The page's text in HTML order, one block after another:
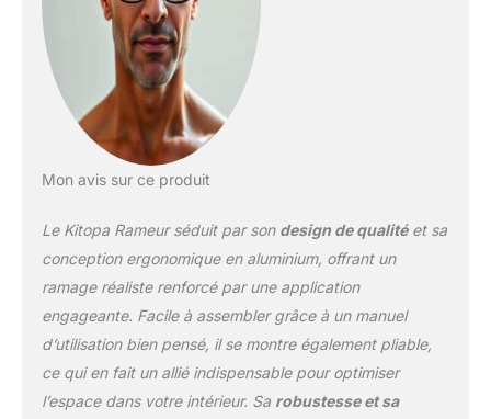
Résistance à l'eau plus
forte : le nouveau rameur
mis à jour dispose d'une
conception de lame à 12
conséquent, la valeur de
4 fois plus élevée, ce qui
rend l'aviron plus réaliste
et plus stimulant. Cette
caractéristique fait de
cette pagaie un choix
idéal pour ceux qui
souhaitent intensifier leur
Mon avis sur ce produit
Le Kitopa Rameur séduit par son design de qualitéet sa
conception ergonomique en aluminium, offrant un
ramage réaliste renforcé par une application
engageante. Facile à assembler grâce à un manuel
d’utilisation bien pensé, il se montre également pliable,
ce qui en fait un allié indispensable pour optimiser
l’espace dans votre intérieur. Sa robustesse et sa